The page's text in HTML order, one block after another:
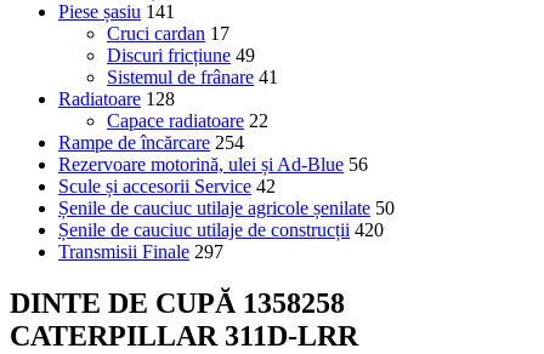
Piese șasiu 141
Cruci cardan 17
Discuri fricțiune 49
Sistemul de frânare 41
Radiatoare 128
Capace radiatoare 22
Rampe de încărcare 254
Rezervoare motorină, ulei și Ad-Blue 56
Scule și accesorii Service 42
Șenile de cauciuc utilaje agricole șenilate 50
Șenile de cauciuc utilaje de construcții 420
Transmisii Finale 297
DINTE DE CUPĂ 1358258
CATERPILLAR 311D-LRR